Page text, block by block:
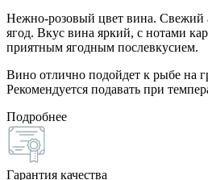
Нежно-розовый цвет вина. Свежий
ягод. Вкус вина яркий, с нотами
приятным ягодным послевкусием.
Вино отлично подойдет к рыбе на
Рекомендуется подавать при
Подробнее
Гарантия качества